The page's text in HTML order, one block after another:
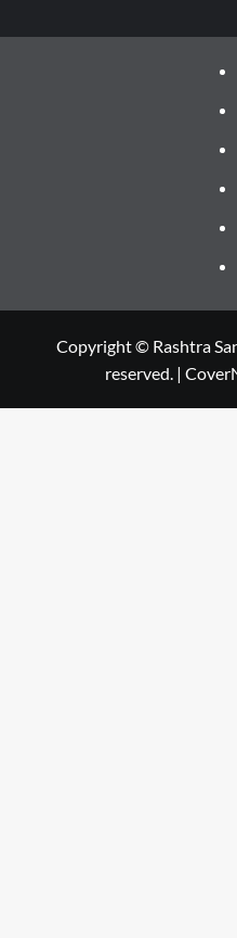
Copyright © Rashtra
reserved. |